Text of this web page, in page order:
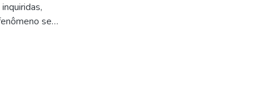
se
Discurso de
nesta